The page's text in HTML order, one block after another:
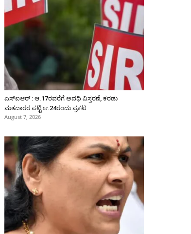
ಎಸ್‌ಐಆರ್‌ : ಆ.17ರವರೆಗೆ ಅವಧಿ ವಿಸ್ತರಣೆ, ಕರಡು
ಮತದಾರರ ಪಟ್ಟಿ ಆ.24ರಂದು ಪ್ರಕಟ
August 7, 2026